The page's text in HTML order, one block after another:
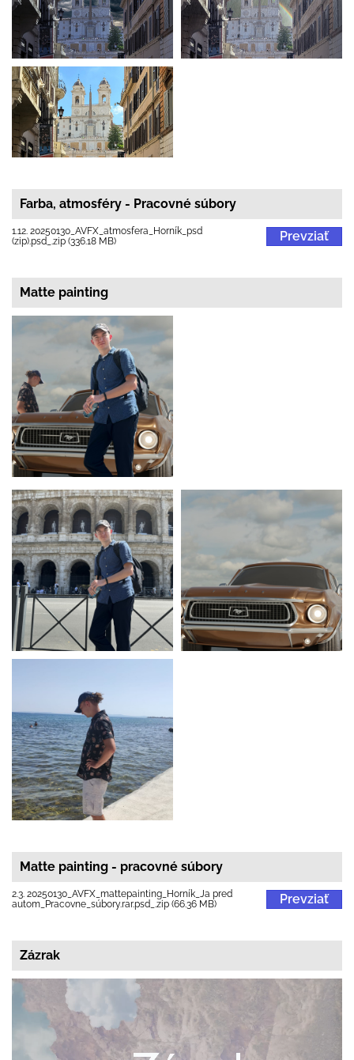
Farba, atmosféry - Pracovné súbory
1.12. 20250130_AVFX_atmosfera_Horník_psd
(zip).psd_.zip (336.18 MB)
Prevziať
Matte painting
Matte painting - pracovné súbory
2.3. 20250130_AVFX_mattepainting_Horník_Ja pred
autom_Pracovne_súbory.rar.psd_.zip (66.36 MB)
Prevziať
Zázrak